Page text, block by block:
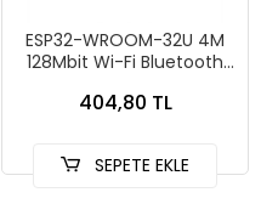
ESP32-WROOM-32U 4M
128Mbit Wi-Fi Bluetooth
404,80 TL
SEPETE EKLE